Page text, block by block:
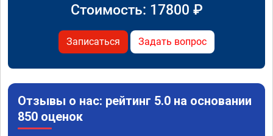
Стоимость: 17800 ₽
Записаться Задать вопрос
Отзывы о нас: рейтинг 5.0 на основании
850 оценок